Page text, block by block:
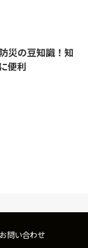
災の豆知識！知
便利
お問い合わせ